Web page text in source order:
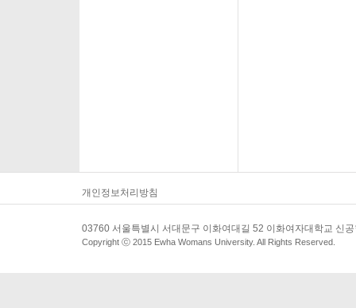
개인정보처리방침
03760 서울특별시 서대문구 이화여대길 52 이화여자대학교 신
Copyright ⓒ 2015 Ewha Womans University. All Rights Reserved.